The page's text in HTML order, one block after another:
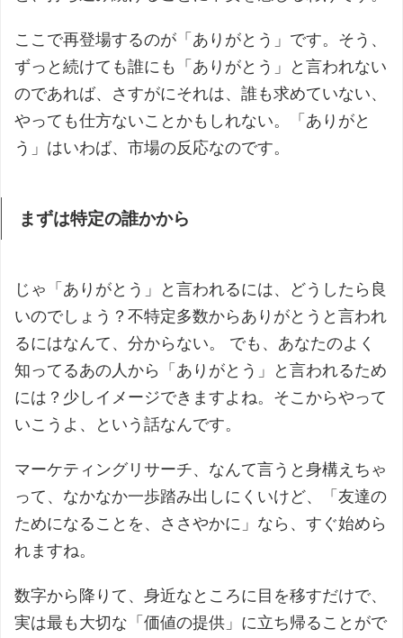
ここで再登場するのが「ありがとう」です。そう、
ずっと続けても誰にも「ありがとう」と言われない
のであれば、さすがにそれは、誰も求めていない、
やっても仕方ないことかもしれない。「ありがと
う」はいわば、市場の反応なのです。
まずは特定の誰かから
じゃ「ありがとう」と言われるには、どうしたら良
いのでしょう？不特定多数からありがとうと言われ
るにはなんて、分からない。 でも、あなたのよく
知ってるあの人から「ありがとう」と言われるため
には？少しイメージできますよね。そこからやって
いこうよ、という話なんです。
マーケティングリサーチ、なんて言うと身構えちゃ
って、なかなか一歩踏み出しにくいけど、「友達の
ためになることを、ささやかに」なら、すぐ始めら
れますね。
数字から降りて、身近なところに目を移すだけで、
実は最も大切な「価値の提供」に立ち帰ることがで